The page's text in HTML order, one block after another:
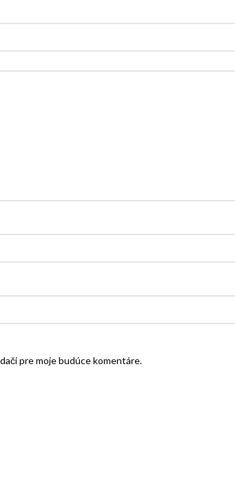
pre moje budúce komentáre.